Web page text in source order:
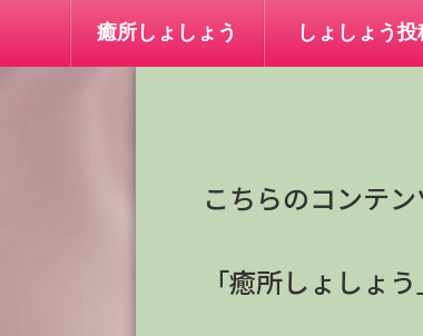
癒所しょしょう しょしょう投
こちらのコンテ
「癒所しょしょ